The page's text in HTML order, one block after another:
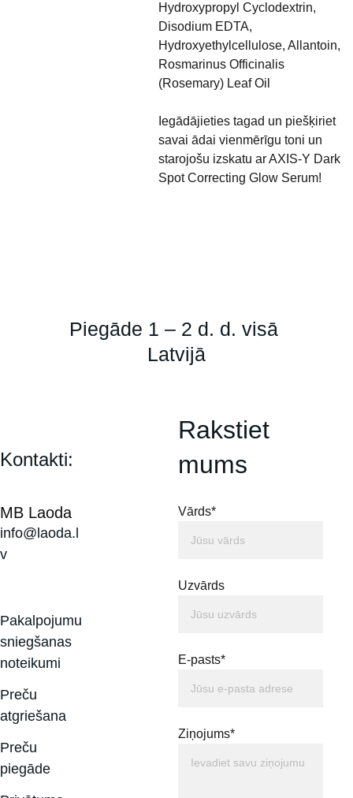
Hydroxypropyl Cyclodextrin,
Disodium EDTA,
Hydroxyethylcellulose, Allantoin,
Rosmarinus Officinalis
(Rosemary) Leaf Oil
Iegādājieties tagad un piešķiriet
savai ādai vienmērīgu toni un
starojošu izskatu ar AXIS-Y Dark
Spot Correcting Glow Serum!
Rakstiet
mums
Vārds*
Uzvārds
E-pasts*
Ziņojums*
MB Laoda
Kontakti:
info@laoda.l
v
Pakalpojumu
sniegšanas
noteikumi
Preču
atgriešana
Preču
piegāde
Piegāde 1 – 2 d. d. visā
Latvijā